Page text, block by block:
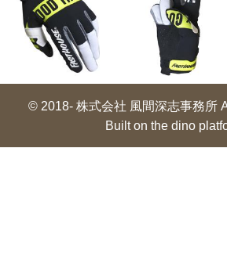
© 2018- 株式会社 風間深志事務所
Built on the dino